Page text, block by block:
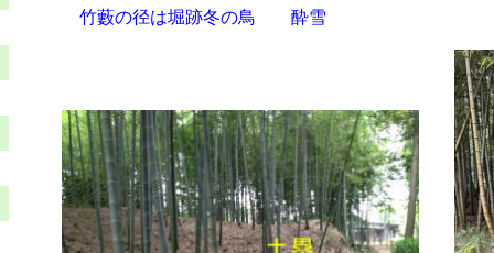
竹藪の径は堀跡冬の鳥 酔雪